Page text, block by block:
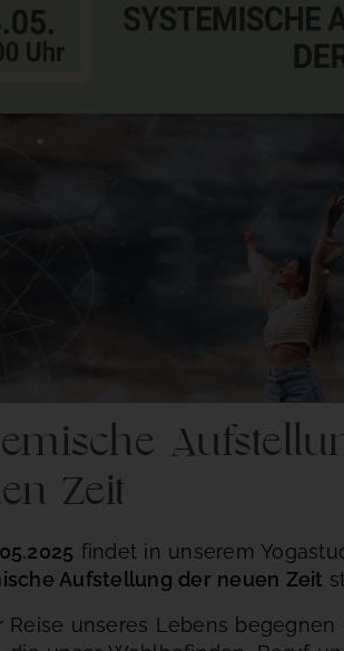
Zeit
findet in unserem
Aufstellung der neuen Zeit
Reise unseres Lebens begegnen